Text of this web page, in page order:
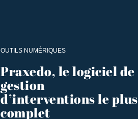
OUTILS NUMÉRIQUES
Praxedo, le logiciel de
gestion
d’interventions le plus
complet